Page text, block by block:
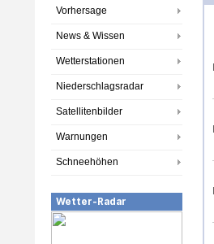
Vorhersage
News & Wissen
Wetterstationen
Niederschlagsradar
Satellitenbilder
Warnungen
Schneehöhen
Wetter-Radar